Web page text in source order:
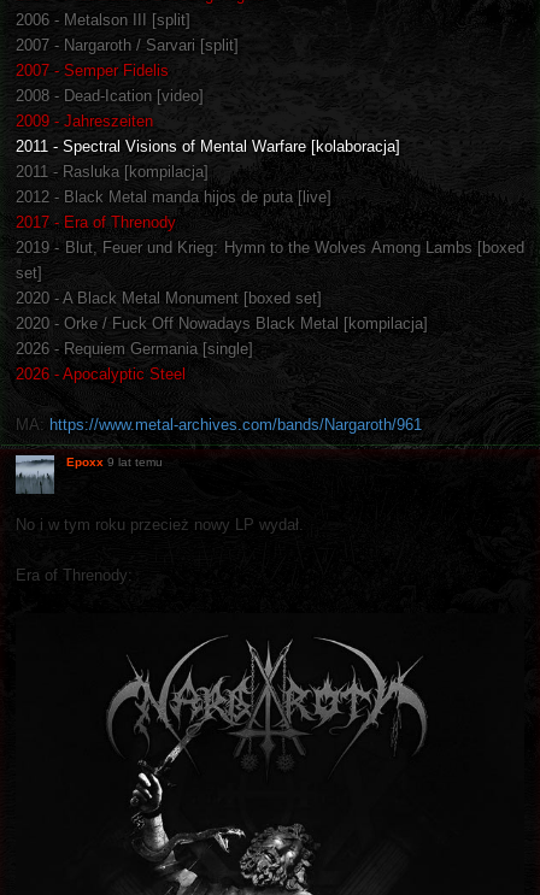
2006 - Metalson III [split]
2007 - Nargaroth / Sarvari [split]
2007 - Semper Fidelis
2008 - Dead-Ication [video]
2009 - Jahreszeiten
2011 - Spectral Visions of Mental Warfare [kolaboracja]
2011 - Rasluka [kompilacja]
2012 - Black Metal manda hijos de puta [live]
2017 - Era of Threnody
2019 - Blut, Feuer und Krieg: Hymn to the Wolves Among Lambs [boxed
set]
2020 - A Black Metal Monument [boxed set]
2020 - Orke / Fuck Off Nowadays Black Metal [kompilacja]
2026 - Requiem Germania [single]
2026 - Apocalyptic Steel
MA: https://www.metal-archives.com/bands/Nargaroth/961
Epoxx 9 lat temu
No i w tym roku przecież nowy LP wydał.
Era of Threnody: